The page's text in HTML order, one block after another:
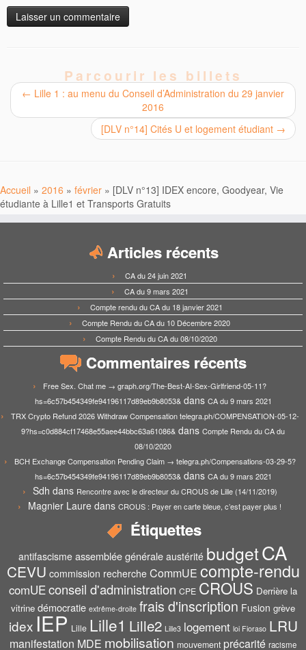
Parcourir les billets
← Lille 1 : au menu du Conseil d’Administration du 29 janvier
2016
[DLV n°14] Cités U et logement étudiant →
Accueil » 2016 » février » [DLV n°13] IDEX encore, Goodyear, Vie
étudiante à Lille1 et Transports Gratuits
Articles récents
CA du 24 juin 2021
CA du 9 mars 2021
Compte rendu du CA du 18 janvier 2021
Compte Rendu du CA du 10 Décembre 2020
Compte Rendu du CA du 08/10/2020
Commentaires récents
Free Sex. Chat me → graph.org/The-Best-AI-Sex-Girlfriend-05-11?
hs=6c57b454349fe94196117d89eb9b8053&dans CA du 9 mars 2021
TRX Crypto Refund 2026 Withdraw Compensation telegra.ph/COMPENSATION-05-12-
9?hs=c0d884cf17468e55aee44bbc63a61086& dans Compte Rendu du CA du
08/10/2020
BCH Exchange Compensation Pending Claim → telegra.ph/Compensations-03-29-5?
hs=6c57b454349fe94196117d89eb9b8053&dans CA du 9 mars 2021
Sdh dans Rencontre avec le directeur du CROUS de Lille (14/11/2019)
Magnier Laure dans CROUS : Payer en carte bleue, c’est payer plus !
Étiquettes
antifascisme assemblée générale austérité budgetCA
CEVU commission recherche CommUE compte-rendu
comUEconseil d'administration CPE CROUS Derrière la
vitrine démocratie extrême-droite frais d'inscription Fusion grève
idex IEP Lille Lille1 Lille2 Lille3 logement loi Fioraso LRU
manifestation MDE mobilisation mouvement précarité racisme